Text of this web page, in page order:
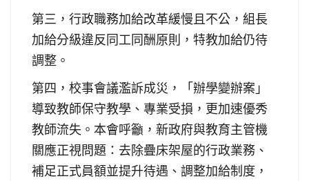
第三，行政職務加給改革緩慢且不公，組長
加給分級違反同工同酬原則，特教加給仍待
調整。
第四，校事會議濫訴成災，「辦學變辦案」
導致教師保守教學、專業受損，更加速優秀
教師流失。本會呼籲，新政府與教育主管機
關應正視問題：去除疊床架屋的行政業務、
補足正式員額並提升待遇、調整加給制度，